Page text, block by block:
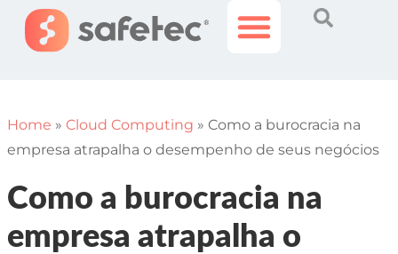
Home » Cloud Computing » Como a burocracia na
empresa atrapalha o desempenho de seus negócios
Como a burocracia na
empresa atrapalha o